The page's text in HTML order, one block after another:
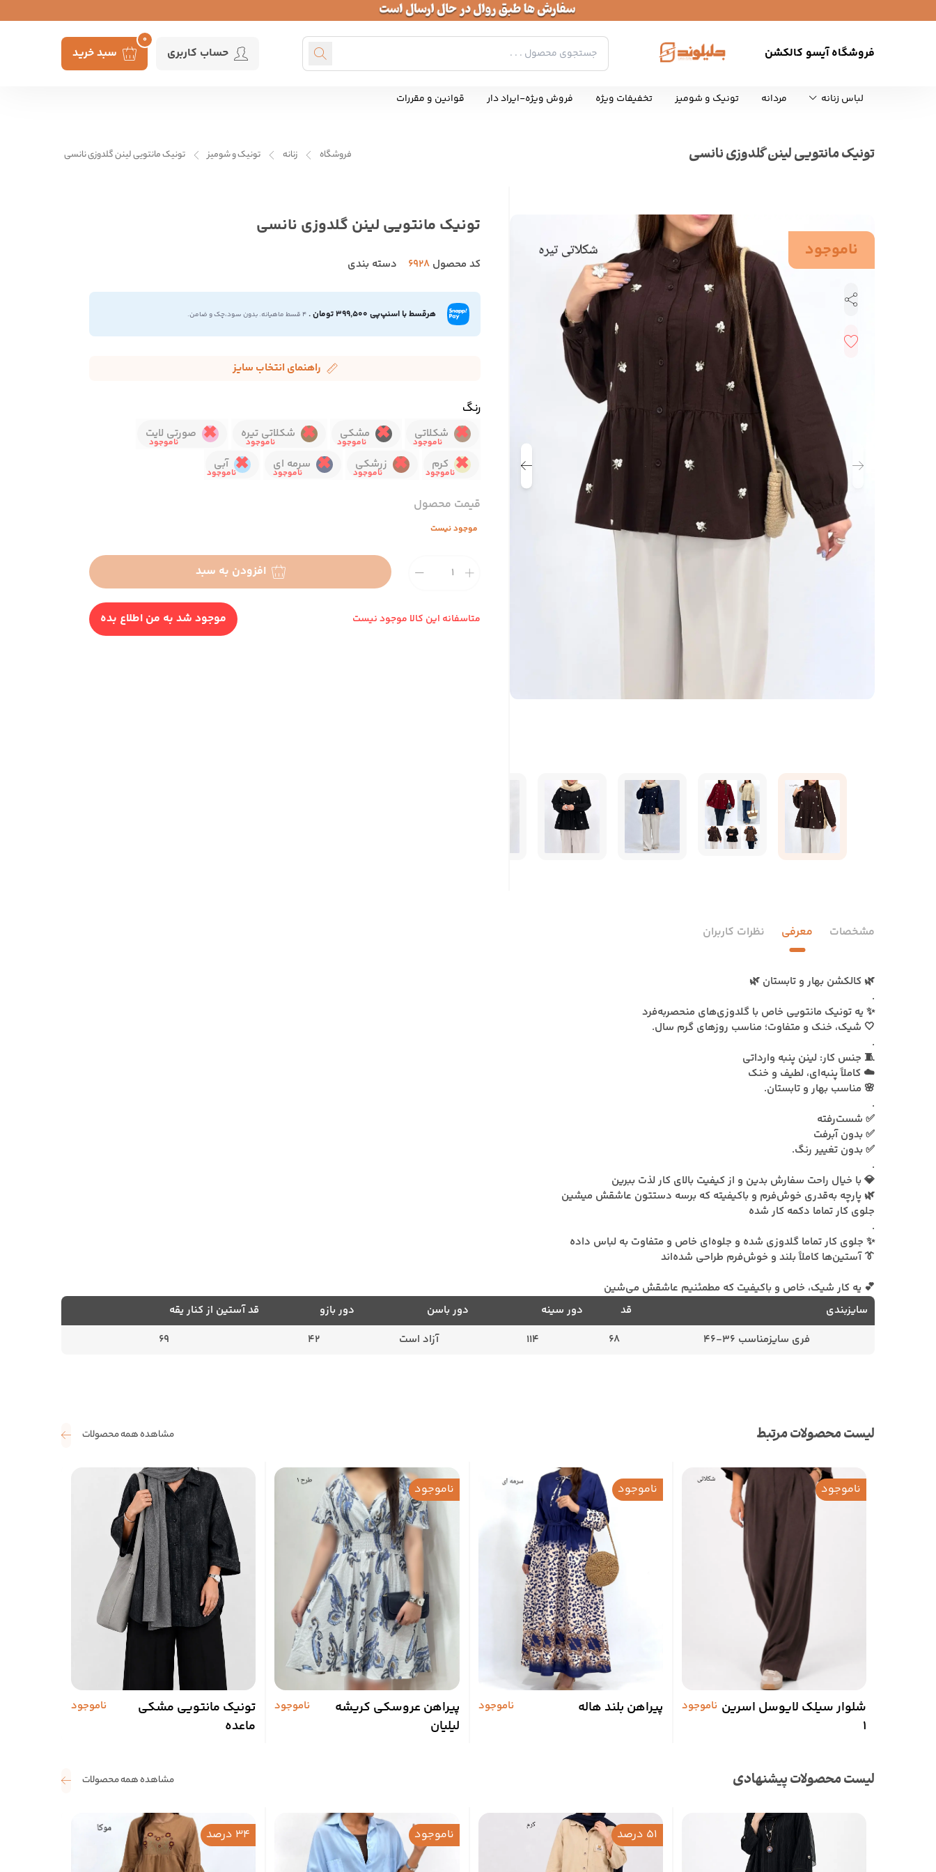
فروشگاه آیسو کالکشن حساب کاربری سبد خرید
0
لباس زنانه مردانه تونیک و شومیز تخفیفات ویژه فروش ویژه-ایراد دار قوانین و مقررات
تونیک مانتویی لینن گلدوزی نانسی فروشگاه زنانه تونیک و شومیز تونیک مانتویی لینن گلدوزی نانسی
ناموجود
تونیک مانتویی لینن گلدوزی نانسی
کد محصول 6928 دسته بندی
هرقسط با اسنپ‌پی 399,500 تومان . ۴ قسط ماهیانه. بدون سود،چک و ضامن.
راهنمای انتخاب سایز
رنگ
شکلاتی مشکی شکلاتی تیره
صورتی لایت
کرم
زرشکی سرمه ای آبی
قیمت محصول
موجود نیست
افزودن به سبد
متاسفانه این کالا موجود نیست موجود شد به من اطلاع بده
مشخصات معرفی نظرات کاربران
🌿 کالکشن بهار و تابستان 🌿
.
✨ یه تونیک مانتویی خاص با گلدوزی‌های منحصربه‌فرد
🤍 شیک، خنک و متفاوت؛ مناسب روزهای گرم سال.
.
🧵 جنس کار: لینن پنبه وارداتی
☁️ کاملاً پنبه‌ای، لطیف و خنک
🌸 مناسب بهار و تابستان.
.
✅ شست‌رفته
✅ بدون آبرفت
✅ بدون تغییر رنگ.
.
💎 با خیال راحت سفارش بدین و از کیفیت بالای کار لذت ببرین
🌿 پارچه به‌قدری خوش‌فرم و باکیفیته که برسه دستتون عاشقش میشین
جلوی کار تماما دکمه کار شده
.
✨ جلوی کار تماما گلدوزی شده و جلوه‌ای خاص و متفاوت به لباس داده
👔 آستین‌ها کاملاً بلند و خوش‌فرم طراحی شده‌اند
💕 یه کار شیک، خاص و باکیفیت که مطمئنیم عاشقش می‌شین
سایزبندی
قد دور سینه دور باسن دور بازو
قد آستین از کنار یقه
فری سایزمناسب 36-46
68
114 آزاد است 42
69
لیست محصولات مرتبط مشاهده همه محصولات
ناموجود
شلوار سیلک لایوسل اسرین
1
ناموجود
ناموجود
پیراهن بلند هاله ناموجود
ناموجود
پیراهن عروسکی کریشه
لیلیان
ناموجود
تونیک مانتویی مشکی
ماعده
ناموجود
لیست محصولات پیشنهادی مشاهده همه محصولات
51 درصد ناموجود 34 درصد